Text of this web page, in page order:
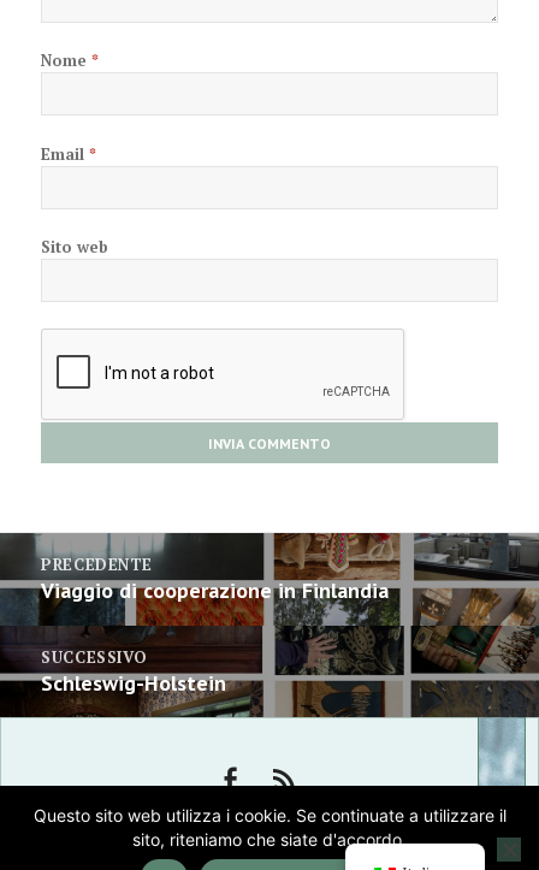
Nome*
Email*
Sito web
Navigazione
articoliPRECEDENTE
Articolo
precedente:
Viaggio di cooperazione in Finlandia
SUCCESSIVO
Articolo
successivo:
Schleswig-Holstein
FACEBOOK
RSS
Questo sito web utilizza i cookie. Se continuate a utilizzare il
sito, riteniamo che siate d'accordo.